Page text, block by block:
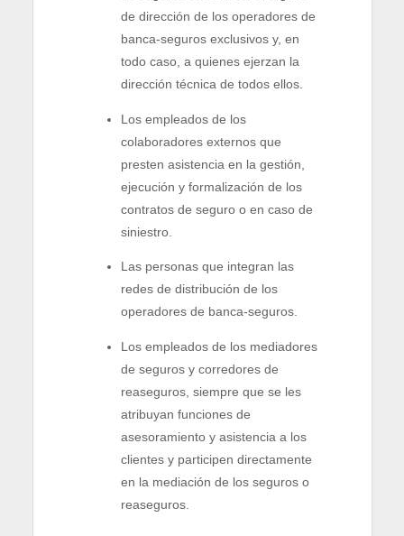
de dirección de los operadores de
banca-seguros exclusivos y, en
todo caso, a quienes ejerzan la
dirección técnica de todos ellos.
Los empleados de los
colaboradores externos que
presten asistencia en la gestión,
ejecución y formalización de los
contratos de seguro o en caso de
siniestro.
Las personas que integran las
redes de distribución de los
operadores de banca-seguros.
Los empleados de los mediadores
de seguros y corredores de
reaseguros, siempre que se les
atribuyan funciones de
asesoramiento y asistencia a los
clientes y participen directamente
en la mediación de los seguros o
reaseguros.